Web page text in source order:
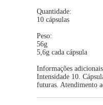
Quantidade:
10 cápsulas
Peso:
56g
5,6g cada cápsula
Informações
Intensidade 10.
futuras. Atendimento